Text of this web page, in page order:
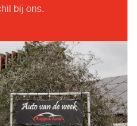
bij ons.